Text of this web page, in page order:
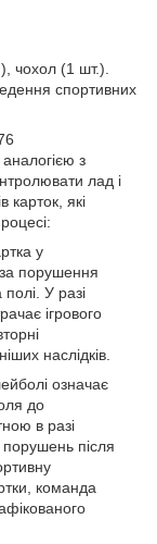
чохол (1 шт.).
спортивних
з
лад і
карток, які
у
порушення
У разі
ігрового
наслідків.
означає
до
в разі
після
команда